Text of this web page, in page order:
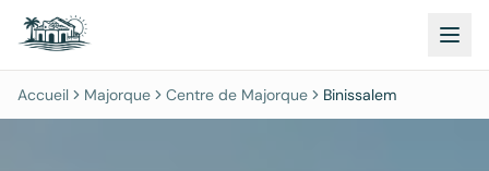
Accueil Majorque Centre de Majorque Binissalem